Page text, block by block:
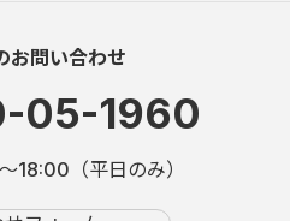
お問い合わせ
05-1960
18:00（平日のみ）